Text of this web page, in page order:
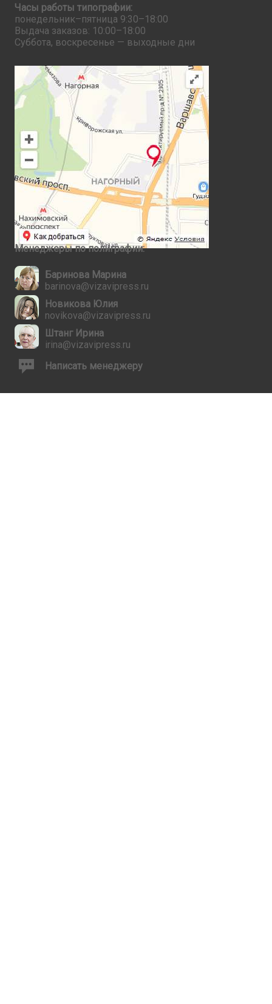
Часы работы типографии:
понедельник–пятница 9:30–18:00
Выдача заказов: 10:00–18:00
Суббота, воскресенье — выходные дни
Менеджеры по полиграфии:
Баринова Марина
barinova@vizavipress.ru
Новикова Юлия
novikova@vizavipress.ru
Штанг Ирина
irina@vizavipress.ru
Написать менеджеру